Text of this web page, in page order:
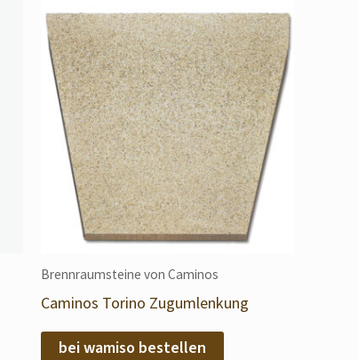
Brennraumsteine von Caminos
Caminos Torino Zugumlenkung
bei wamiso bestellen